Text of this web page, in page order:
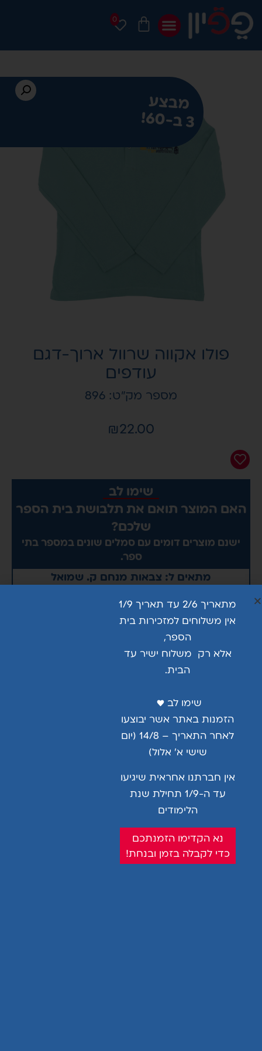
0
מבצע
3 ב-60 !
פולו אקווה שרוול ארוך-דגם
עודפים
מספר מק"ט: 896
₪22.00
שימו לב
האם המוצר תואם את תלבושת בית הספר
שלכם?
ישנם מוצרים דומים עם סמלים שונים במספר בתי
ספר.
מתאים ל: צבאות מנחם ק. שמואל
מידה
החולצה מתכווצת ב10% אחרי כביסה ראשונה גם
ללא מייבש
קניתם ונהניתם? שימו לייק!
2אוהבים:)
מתאריך 2/6 עד תאריך 1/9
אין משלוחים למזכירות בית
הספר,
אלא רק משלוח ישיר עד
הבית.
שימו לב ♥ ️
הזמנות באתר אשר יבוצעו
לאחר התאריך – 14/8 (יום
שישי א’ אלול)
אין חברתנו אחראית שיגיעו
עד ה-1/9 תחילת שנת
הלימודים
נא הקדימו הזמנתכם
כדי לקבלה בזמן ובנחת!